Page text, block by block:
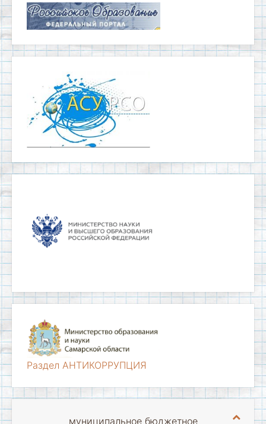
Раздел АНТИКОРРУПЦИЯ
муниципальное бюджетное